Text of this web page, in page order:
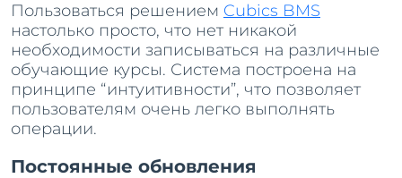
Пользоваться решением Cubics BMS
настолько просто, что нет никакой
необходимости записываться на различные
обучающие курсы. Система построена на
принципе “интуитивности”, что позволяет
пользователям очень легко выполнять
операции.
Постоянные обновления